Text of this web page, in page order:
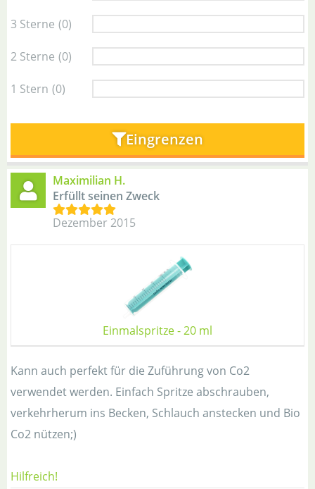
3 Sterne (0)
2 Sterne (0)
1 Stern (0)
Eingrenzen
Maximilian H.
Erfüllt seinen Zweck
Dezember 2015
Einmalspritze - 20 ml
Kann auch perfekt für die Zuführung von Co2
verwendet werden. Einfach Spritze abschrauben,
verkehrherum ins Becken, Schlauch anstecken und Bio
Co2 nützen;)
Hilfreich!